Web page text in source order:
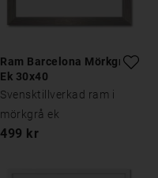
Ram Barcelona Mörkgrå
Ek 30x40
Svensktillverkad ram i
mörkgrå ek
499 kr